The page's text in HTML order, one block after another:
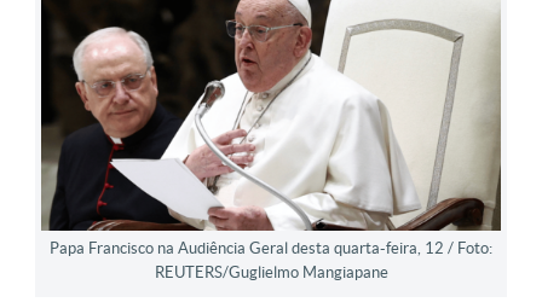
Papa Francisco na Audiência Geral desta quarta-feira, 12 / Foto:
REUTERS/Guglielmo Mangiapane